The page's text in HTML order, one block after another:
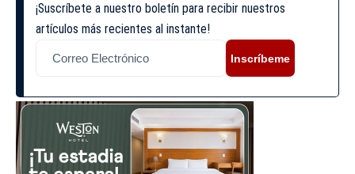
¡Suscríbete a nuestro boletín para recibir nuestros
artículos más recientes al instante!
Inscríbeme